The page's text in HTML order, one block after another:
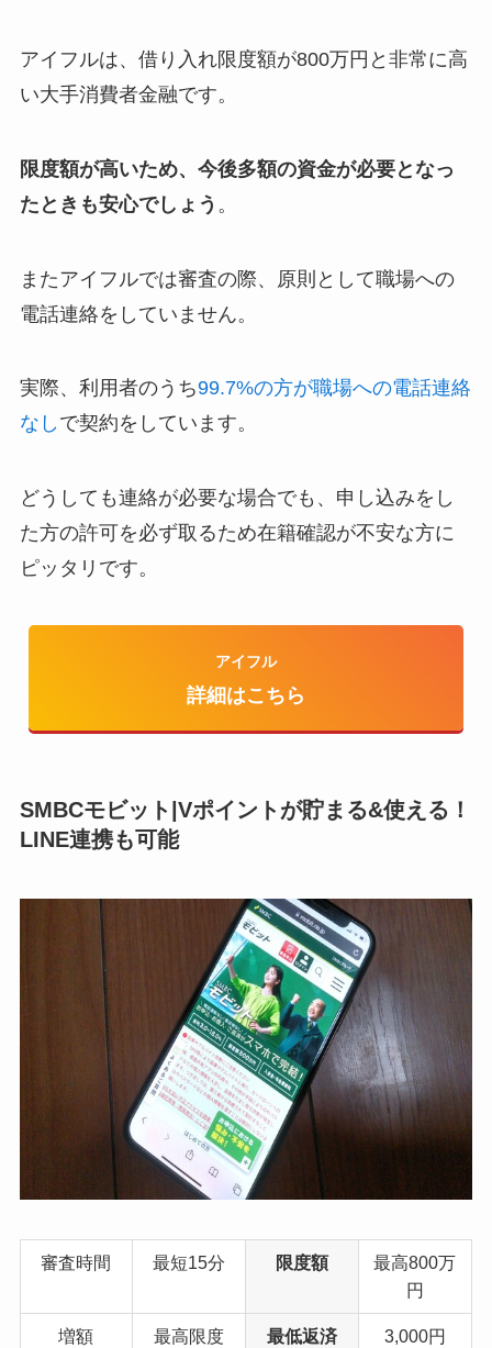
アイフルは、借り入れ限度額が800万円と非常に高
い大手消費者金融です。
限度額が高いため、今後多額の資金が必要となっ
たときも安心でしょう 。
またアイフルでは審査の際、原則として職場への
電話連絡をしていません。
実際、利用者のうち99.7%の方が職場への電話連絡
なし で契約をしています。
どうしても連絡が必要な場合でも、申し込みをし
た方の許可を必ず取るため在籍確認が不安な方に
ピッタリです。
アイフル
詳細はこちら
SMBCモビット|Vポイントが貯まる&使える！
LINE連携も可能
審査時間 最短15分 限度額
最高800万
円
増額
最高限度
最低返済
3,000円